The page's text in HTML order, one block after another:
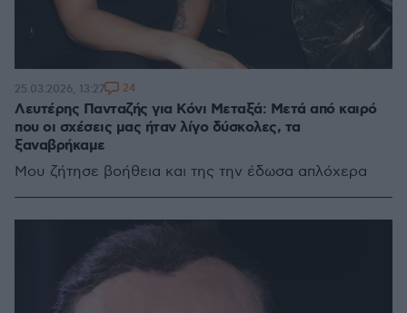
Λευτέρης Πανταζής για Κόνι Μεταξά: Μετά από καιρό
που οι σχέσεις μας ήταν λίγο δύσκολες, τα
ξαναβρήκαμε
Μου ζήτησε βοήθεια και της την έδωσα απλόχερα
25.03.2026, 13:27 24